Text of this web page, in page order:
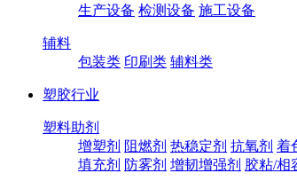
生产设备 检测设备 施工设备
辅料
包装类 印刷类 辅料类
塑胶行业
塑料助剂
增塑剂 阻燃剂 热稳定剂 抗氧剂 着
填充剂 防雾剂 增韧增强剂 胶粘/相